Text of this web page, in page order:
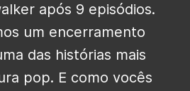
após 9 episódios.
um encerramento
das histórias mais
pop. E como vocês